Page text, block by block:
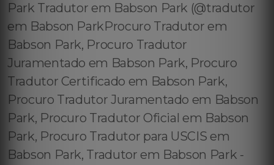
Park Tradutor em Babson Park (@tradutor
em Babson ParkProcuro Tradutor em
Babson Park, Procuro Tradutor
Juramentado em Babson Park, Procuro
Tradutor Certificado em Babson Park,
Procuro Tradutor Juramentado em Babson
Park, Procuro Tradutor Oficial em Babson
Park, Procuro Tradutor para USCIS em
Babson Park, Tradutor em Babson Park -